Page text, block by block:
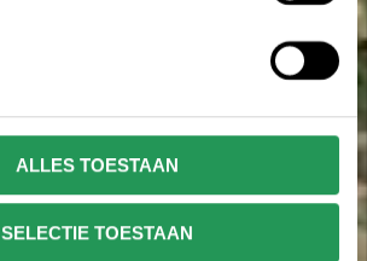
ALLES TOESTAAN
SELECTIE TOESTAAN